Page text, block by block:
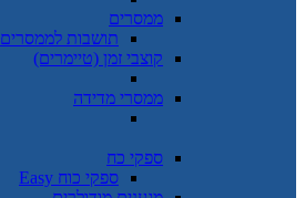
ממסרים
תושבות לממסרים
קוצבי זמן (טיימרים)
ממסרי מדידה
ספקי כח
ספקי כוח Easy